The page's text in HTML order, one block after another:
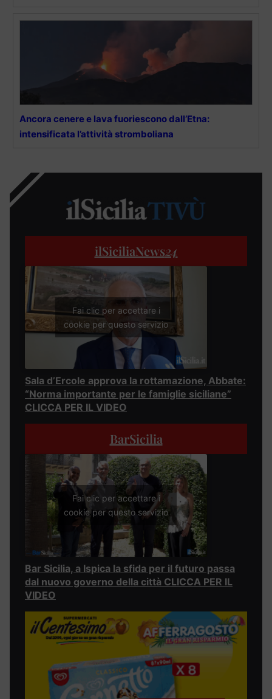
Ancora cenere e lava fuoriescono dall’Etna:
intensificata l’attività stromboliana
ilSiciliaNews24
Fai clic per accettare i
cookie per questo servizio
Sala d’Ercole approva la rottamazione, Abbate:
“Norma importante per le famiglie siciliane”
CLICCA PER IL VIDEO
BarSicilia
Fai clic per accettare i
cookie per questo servizio
Bar Sicilia, a Ispica la sfida per il futuro passa
dal nuovo governo della città CLICCA PER IL
VIDEO